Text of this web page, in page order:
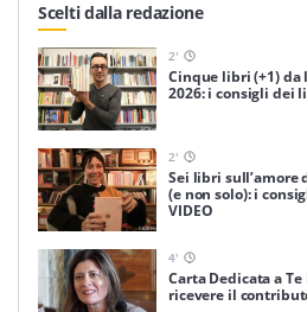
Scelti dalla redazione
2'
Cinque libri (+1) da
2026: i consigli dei
2'
Sei libri sull’amore
(e non solo): i
VIDEO
4'
Carta Dedicata a
ricevere il